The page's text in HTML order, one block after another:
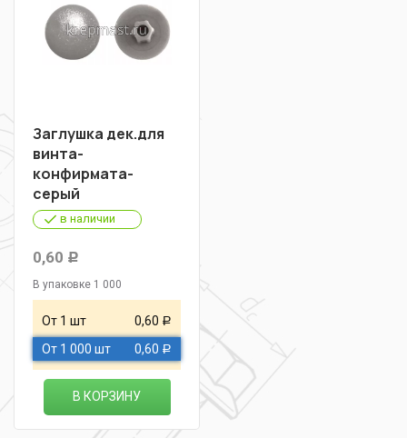
Заглушка дек.для
винта-
конфирмата-
серый
в наличии
0,60 Р
В упаковке 1 000
От 1 шт 0,60 Р
От 1 000 шт 0,60 Р
В КОРЗИНУ